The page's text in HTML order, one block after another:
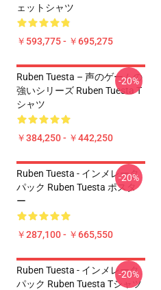
ェットシャツ
￥593,775 - ￥695,275
Ruben Tuesta – 声のゲームの
強いシリーズ Ruben Tuesta T
シャツ
￥384,250 - ￥442,250
-20%
Ruben Tuesta - インメレータ
パック Ruben Tuesta ポスタ
ー
￥287,100 - ￥665,550
-20%
Ruben Tuesta - インメレータ
パック Ruben Tuesta Tシャツ
-20%